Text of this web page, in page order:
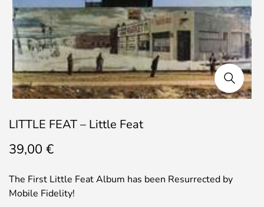
LITTLE FEAT – Little Feat
39,00 €
The First Little Feat Album has been Resurrected by
Mobile Fidelity!